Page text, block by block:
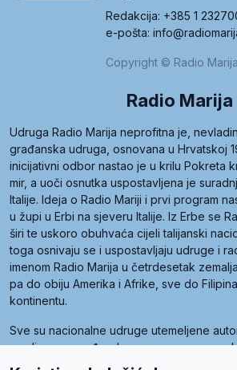
Redakcija: +385 1
e-pošta:
Copyright © Radio
Radio Marija
Udruga Radio Marija neprofitna je,
građanska udruga, osnovana u Hrvatskoj
inicijativni odbor nastao je u krilu Pokreta
mir, a uoči osnutka uspostavljena je
Italije. Ideja o Radio Mariji i prvi program
u župi u Erbi na sjeveru Italije. Iz Erbe se
širi te uskoro obuhvaća cijeli talijanski
toga osnivaju se i uspostavljaju udruge i
imenom Radio Marija u četrdesetak
pa do obiju Amerika i Afrike, sve do
kontinentu.
Sve su nacionalne udruge utemeljene
zemljama, a međusobna su povezane
pod nazivom Svjetska obitelj Radio Marije